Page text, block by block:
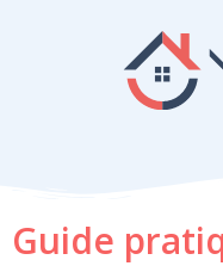
Guide